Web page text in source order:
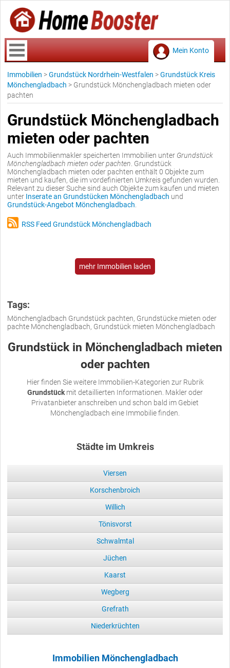
Mein Konto
Immobilien >Grundstück Nordrhein-Westfalen >Grundstück Kreis
Mönchengladbach > Grundstück Mönchengladbach mieten oder
pachten
Grundstück Mönchengladbach
mieten oder pachten
Auch Immobilienmakler speicherten Immobilien unter Grundstück
Mönchengladbach mieten oder pachten . Grundstück
Mönchengladbach mieten oder pachten enthält 0 Objekte zum
mieten und kaufen, die im vordefinierten Umkreis gefunden wurden.
Relevant zu dieser Suche sind auch Objekte zum kaufen und mieten
unter Inserate an Grundstücken Mönchengladbach und
Grundstück-Angebot Mönchengladbach
RSS Feed Grundstück Mönchengladbach
mehr Immobilien laden
Tags:
Mönchengladbach Grundstück pachten, Grundstücke mieten oder
pachte Mönchengladbach, Grundstück mieten Mönchengladbach
Grundstück in Mönchengladbach mieten
oder pachten
Hier finden Sie weitere Immobilien-Kategorien zur Rubrik
Grundstück mit detaillierten Informationen. Makler oder
Privatanbieter anschreiben und schon bald im Gebiet
Mönchengladbach eine Immobilie finden.
Städte im Umkreis
Viersen
Korschenbroich
Willich
Tönisvorst
Schwalmtal
Jüchen
Kaarst
Wegberg
Grefrath
Niederkrüchten
Immobilien Mönchengladbach